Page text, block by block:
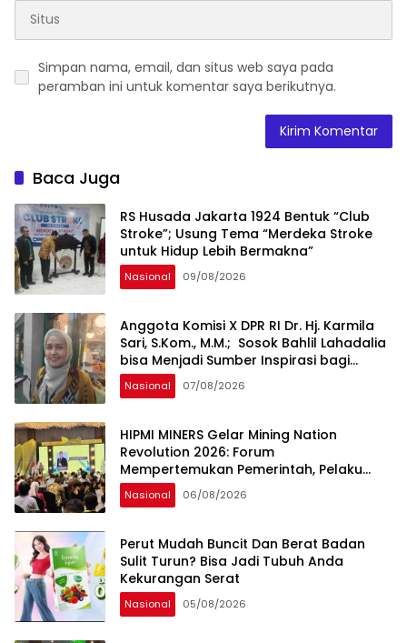
Simpan nama, email, dan situs web saya pada
peramban ini untuk komentar saya berikutnya.
Baca Juga
RS Husada Jakarta 1924 Bentuk “Club
Stroke”; Usung Tema “Merdeka Stroke
untuk Hidup Lebih Bermakna”
Nasional 09/08/2026
Anggota Komisi X DPR RI Dr. Hj. Karmila
Sari, S.Kom., M.M.; Sosok Bahlil Lahadalia
bisa Menjadi Sumber Inspirasi bagi
Generasi Muda, Pelaku Usaha,
Pemerintah, maupun Pemangku
sama Memberikan Kontribusi bagi
Pembangunan Nasional.
Nasional 07/08/2026
HIPMI MINERS Gelar Mining Nation
Revolution 2026: Forum
Mempertemukan Pemerintah, Pelaku
Industri, Investor, Akademisi, dan
Pengusaha dalam Mendukung
Nasional 06/08/2026
Perut Mudah Buncit Dan Berat Badan
Sulit Turun? Bisa Jadi Tubuh Anda
Kekurangan Serat
Nasional 05/08/2026